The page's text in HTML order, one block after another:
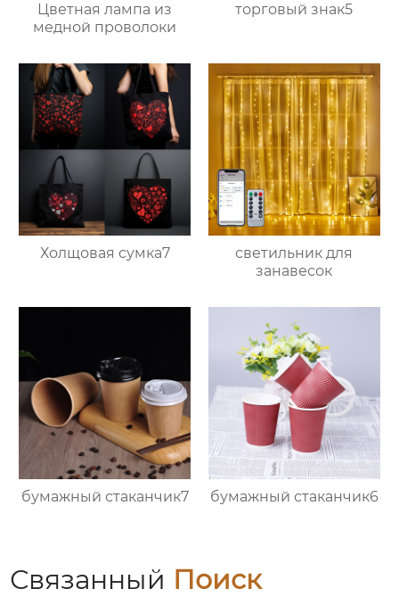
Цветная лампа из
медной проволоки
торговый знак5
Холщовая сумка7
светильник для
занавесок
бумажный стаканчик7 бумажный стаканчик6
Связанный Поиск